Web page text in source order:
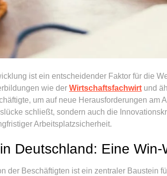
ist ein entscheidender Faktor für die
wie der Wirtschaftsfachwirt und
um auf neue Herausforderungen
schließt, sondern auch die
Arbeitsplatzsicherheit.
Deutschland: Eine Win-
der Beschäftigten ist ein zentraler Baustein